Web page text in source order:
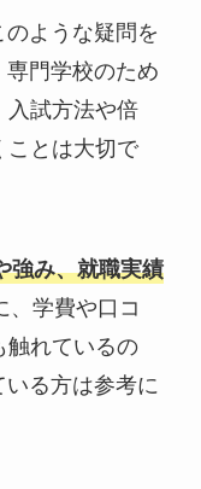
ような疑問を
門学校のため
入試方法や倍
ことは大切で
強み、就職実績
、学費や口コ
触れているの
る方は参考に